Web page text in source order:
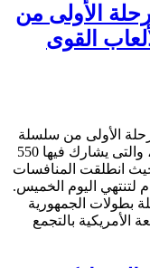
المرحلة الأولى من
القوى
الأولى من سلسلة
بطولات الجمهورية لألعاب القوى البارالمبي، والتى يشارك فيها 550
رياضية، حيث انطلقت المنافسات
لتنتهي اليوم الخميس.
بطولات الجمهورية
الأمريكية بالتجمع